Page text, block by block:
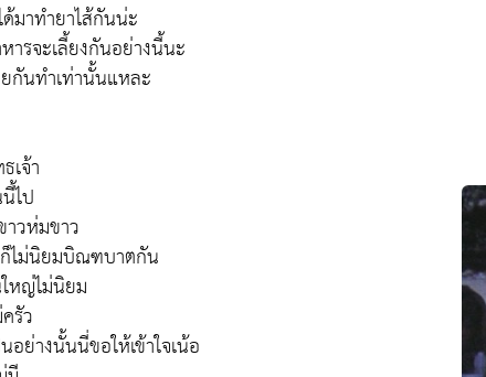
มาทำยาไส้กันน่ะ
ารจะเลี้ยงกันอย่างนี้นะ
กันทำเท่านั้นแหละ
เจ้า
ไป
วห่มขาว
ไม่นิยมบิณฑบาตกัน
หญ่ไม่นิยม
รัว
ย่างนั้นนี่ขอให้เข้าใจเน้อ